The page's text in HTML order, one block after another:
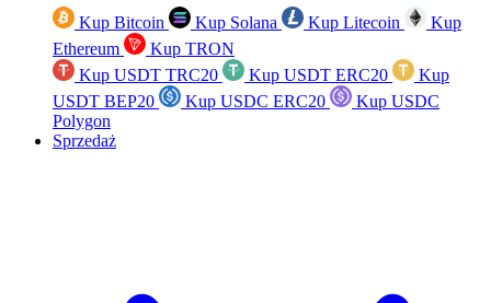
Kup Bitcoin Kup Solana Kup Litecoin
Kup
Ethereum
Kup TRON
Kup USDT TRC20
Kup USDT ERC20
Kup
USDT BEP20
Kup USDC ERC20
Kup USDC
Polygon
Sprzedaż